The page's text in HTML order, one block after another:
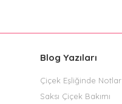
Blog Yazıları
Çiçek Eşliğinde Notlar
Saksı Çiçek Bakımı